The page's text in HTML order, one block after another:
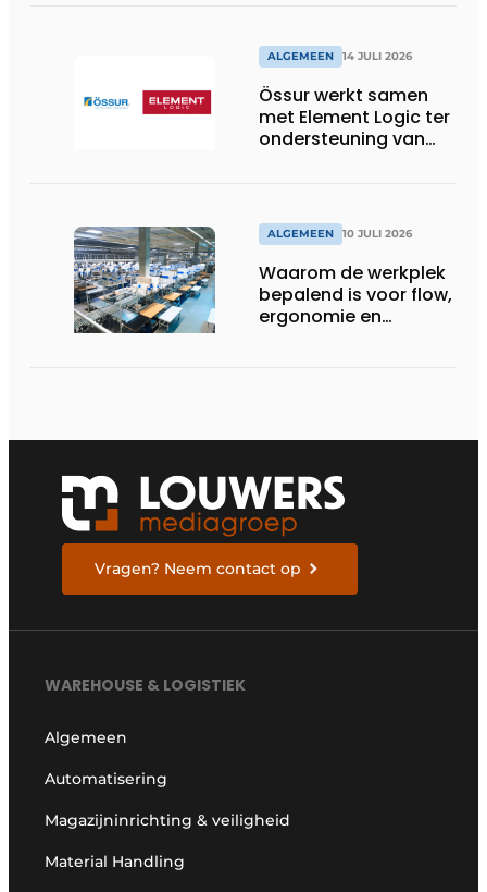
ALGEMEEN 14 JULI 2026
Össur werkt samen
met Element Logic ter
ondersteuning van
ALGEMEEN 10 JULI 2026
Waarom de werkplek
bepalend is voor flow,
ergonomie en
Vragen? Neem contact op
WAREHOUSE & LOGISTIEK
Algemeen
Automatisering
Magazijninrichting & veiligheid
Material Handling